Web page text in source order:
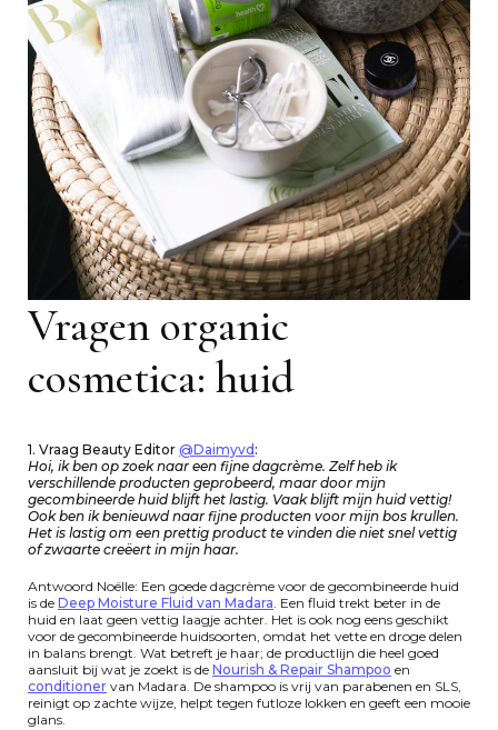
Vragen organic
cosmetica: huid
1. Vraag Beauty Editor @Daimyvd :
Hoi, ik ben op zoek naar een fijne dagcrème. Zelf heb ik
verschillende producten geprobeerd, maar door mijn
gecombineerde huid blijft het lastig. Vaak blijft mijn huid vettig!
Ook ben ik benieuwd naar fijne producten voor mijn bos krullen.
Het is lastig om een prettig product te vinden die niet snel vettig
of zwaarte creëert in mijn haar.
Antwoord Noëlle: Een goede dagcrème voor de gecombineerde huid
is de Deep Moisture Fluid van Madara. Een fluid trekt beter in de
huid en laat geen vettig laagje achter. Het is ook nog eens geschikt
voor de gecombineerde huidsoorten, omdat het vette en droge delen
in balans brengt. Wat betreft je haar; de productlijn die heel goed
aansluit bij wat je zoekt is de Nourish & Repair Shampoo en
conditioner van Madara. De shampoo is vrij van parabenen en SLS,
reinigt op zachte wijze, helpt tegen futloze lokken en geeft een mooie
glans.